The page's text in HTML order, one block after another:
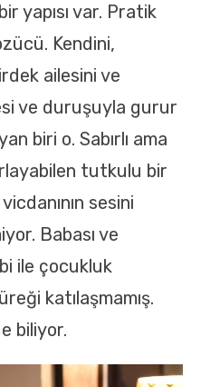
yapısı var. Pratik
Kendini,
ailesini ve
ve duruşuyla gurur
biri o. Sabırlı ama
tutkulu bir
sesini
Babası ve
ile çocukluk
katılaşmamış.
biliyor.